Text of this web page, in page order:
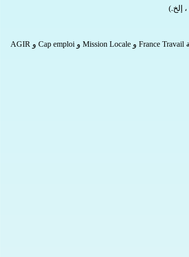
، إلخ.)
France Travail و Mission Locale و Cap emploi و AGIR